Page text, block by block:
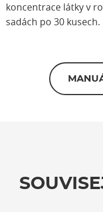
koncentrace látky v
sadách po 30 kusech.